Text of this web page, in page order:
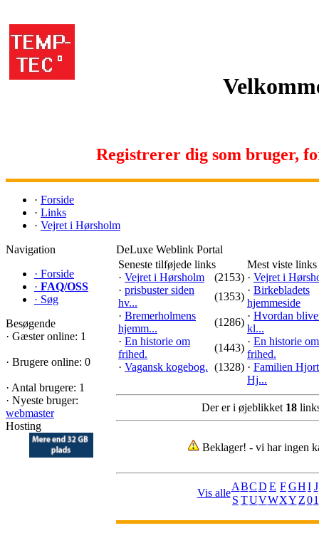
Registrerer dig som bruger,
· Forside
· Links
· Vejret i Hørsholm
Navigation
· Forside
· FAQ/OSS
· Søg
Besøgende
· Gæster online: 1
· Brugere online: 0
· Antal brugere: 1
· Nyeste bruger:
webmaster
Hosting
DeLuxe Weblink Portal
Seneste tilføjede links
· Vejret i Hørsholm
(2153)
· prisbuster siden
hv...
(1353)
· Bremerholmens
hjemm...
(1286)
· En historie om
frihed.
(1443)
· Vagansk kogebog. (1328)
Mest viste links
· Vejret i
· Birkebladets
hjemmeside
· Hvordan
kl...
· En historie om
frihed.
· Familien
Hj...
Der er i øjeblikket 18
Beklager! - vi har ingen
Vis alle
ABCD E FGHI J
S TUVWXY Z01